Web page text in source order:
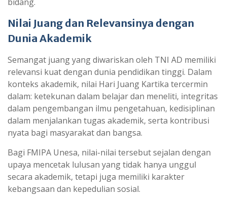
Nilai Juang dan Relevansinya dengan
Dunia Akademik
Semangat juang yang diwariskan oleh TNI AD memiliki
relevansi kuat dengan dunia pendidikan tinggi. Dalam
konteks akademik, nilai Hari Juang Kartika tercermin
dalam: ketekunan dalam belajar dan meneliti, integritas
dalam pengembangan ilmu pengetahuan, kedisiplinan
dalam menjalankan tugas akademik, serta kontribusi
nyata bagi masyarakat dan bangsa.
Bagi FMIPA Unesa, nilai-nilai tersebut sejalan dengan
upaya mencetak lulusan yang tidak hanya unggul
secara akademik, tetapi juga memiliki karakter
kebangsaan dan kepedulian sosial.